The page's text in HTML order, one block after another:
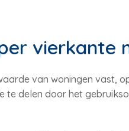
vierkante
van woningen vast,
te delen door het